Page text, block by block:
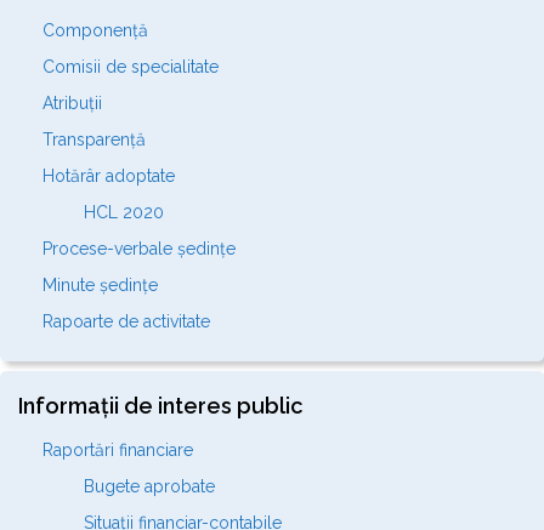
Componență
Comisii de specialitate
Atribuții
Transparență
Hotărâr adoptate
HCL 2020
Procese-verbale ședințe
Minute ședințe
Rapoarte de activitate
Informații de interes public
Raportări financiare
Bugete aprobate
Situații financiar-contabile